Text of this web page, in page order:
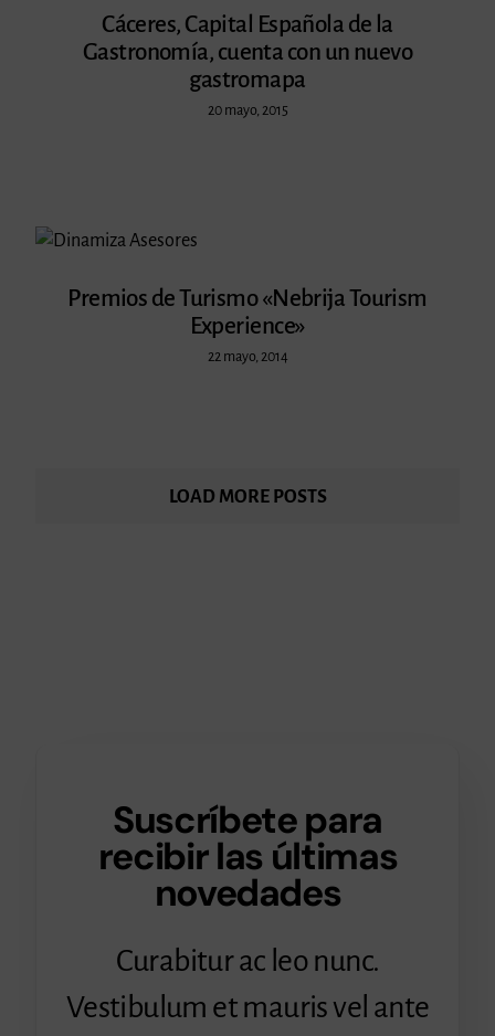
Cáceres, Capital Española de la
Gastronomía, cuenta con un nuevo
gastromapa
20 mayo, 2015
Premios de Turismo «Nebrija Tourism
Experience»
22 mayo, 2014
LOAD MORE POSTS
Suscríbete para
recibir las últimas
novedades
Curabitur ac leo nunc.
Vestibulum et mauris vel ante